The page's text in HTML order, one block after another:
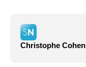
Christophe Cohen